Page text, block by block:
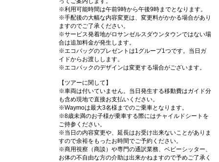
※利用可能時間は午前9時から午後9時までとなります。
※手配後の大幅な内容変更は、変更料がかかる場合があり
ますのでご了承ください。
※サービス発着地がロサンゼルスダウンタウンではない場
合は追加料金が発生します。
※エコバッグのプレゼントは1グループ1つです。当日ガ
イドからお渡しします。
※エコバックのデザインは変更する場合がございます。
【ツアーに関して】
※車両は付いていません。当日発生する移動費はガイド分
も含め現地で直接お支払いください。
※Waymoは最大3名様までのご乗車となります。
※8歳未満のお子様が乗車する際にはチャイルドシートを
ご持参ください。
※当日の内容変更や、延長はお受け出来ないことがありま
すので余裕をもったお時間でご予約ください。
※商用視察（商談）や専門の通訳業務、ベビーシッター、
お体の不自由な方の介助は出来かねますので予めご了承く